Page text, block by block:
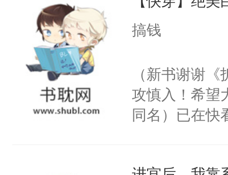
用力——为你
搞钱
（新书谢谢
攻慎入！希望
同名）已在快